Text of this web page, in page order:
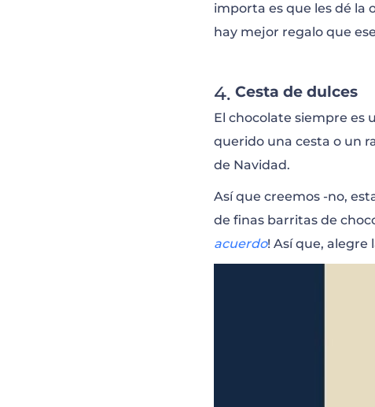
importa es que les dé la
hay mejor regalo que
Cesta de dulces
El chocolate siempre es
querido una cesta o un
de Navidad.
Así que creemos -no,
de finas barritas de
acuerdo! Así que, alegre